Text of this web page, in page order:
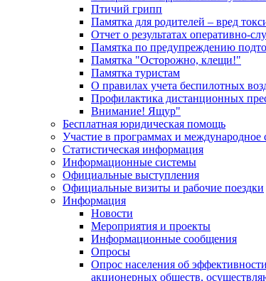
Птичий грипп
Памятка для родителей – вред
Отчет о результатах оперативно-
Памятка по предупреждению
Памятка "Осторожно, клещи!"
Памятка туристам
О правилах учета беспилотных
Профилактика дистанционных
Внимание! Ящур"
Бесплатная юридическая помощь
Участие в программах и международное
Статистическая информация
Информационные системы
Официальные выступления
Официальные визиты и рабочие поездки
Информация
Новости
Мероприятия и проекты
Информационные сообщения
Опросы
Опрос населения об
акционерных обществ,